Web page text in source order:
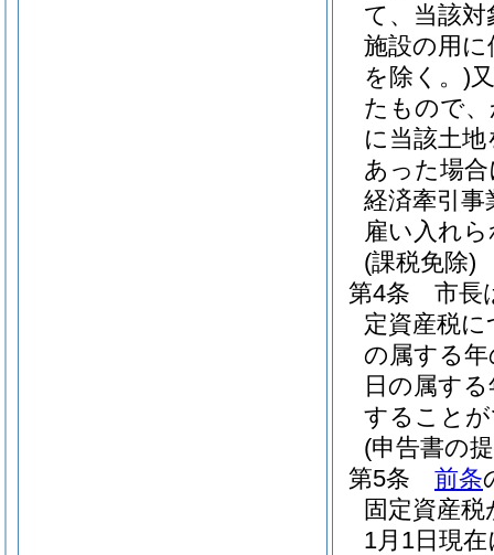
て、当該
施設の用
を除く。)
たもので
に当該土
あった場
経済牽引
雇い入れ
(課税免除)
第4条
市長
定資産税
の属する
日の属す
すること
(申告書の
第5条
前条
固定資産
1月1日現